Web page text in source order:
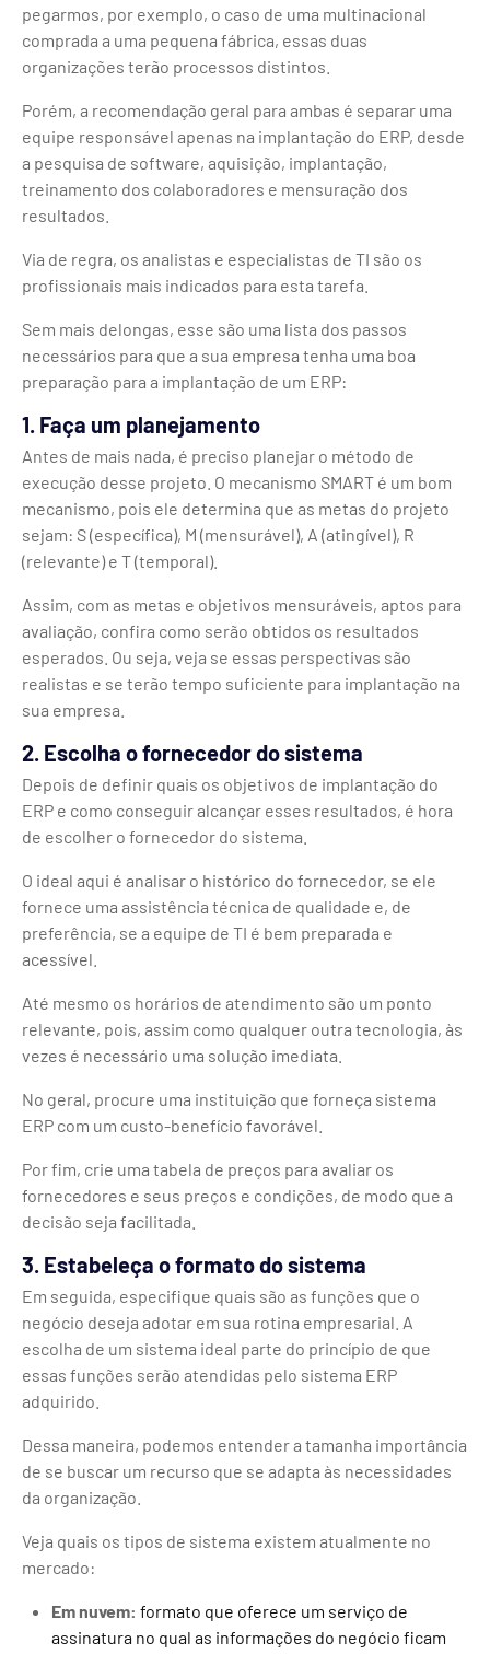
pegarmos, por exemplo, o caso de uma multinacional
comprada a uma pequena fábrica, essas duas
organizações terão processos distintos.
Porém, a recomendação geral para ambas é separar uma
equipe responsável apenas na implantação do ERP, desde
a pesquisa de software, aquisição, implantação,
treinamento dos colaboradores e mensuração dos
resultados.
Via de regra, os analistas e especialistas de TI são os
profissionais mais indicados para esta tarefa.
Sem mais delongas, esse são uma lista dos passos
necessários para que a sua empresa tenha uma boa
preparação para a implantação de um ERP:
1. Faça um planejamento
Antes de mais nada, é preciso planejar o método de
execução desse projeto. O mecanismo SMART é um bom
mecanismo, pois ele determina que as metas do projeto
sejam: S (específica), M (mensurável), A (atingível), R
(relevante) e T (temporal).
Assim, com as metas e objetivos mensuráveis, aptos para
avaliação, confira como serão obtidos os resultados
esperados. Ou seja, veja se essas perspectivas são
realistas e se terão tempo suficiente para implantação na
sua empresa.
2. Escolha o fornecedor do sistema
Depois de definir quais os objetivos de implantação do
ERP e como conseguir alcançar esses resultados, é hora
de escolher o fornecedor do sistema.
O ideal aqui é analisar o histórico do fornecedor, se ele
fornece uma assistência técnica de qualidade e, de
preferência, se a equipe de TI é bem preparada e
acessível.
Até mesmo os horários de atendimento são um ponto
relevante, pois, assim como qualquer outra tecnologia, às
vezes é necessário uma solução imediata.
No geral, procure uma instituição que forneça sistema
ERP com um custo-benefício favorável.
Por fim, crie uma tabela de preços para avaliar os
fornecedores e seus preços e condições, de modo que a
decisão seja facilitada.
3. Estabeleça o formato do sistema
Em seguida, especifique quais são as funções que o
negócio deseja adotar em sua rotina empresarial. A
escolha de um sistema ideal parte do princípio de que
essas funções serão atendidas pelo sistema ERP
adquirido.
Dessa maneira, podemos entender a tamanha importância
de se buscar um recurso que se adapta às necessidades
da organização.
Veja quais os tipos de sistema existem atualmente no
mercado:
Em nuvem:formato que oferece um serviço de
assinatura no qual as informações do negócio ficam